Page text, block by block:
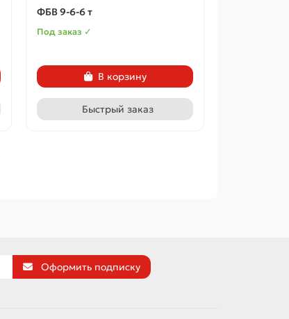
ФБВ 9-6-6 т
Под заказ ✓
В корзину
Быстрый заказ
Оформить подписку